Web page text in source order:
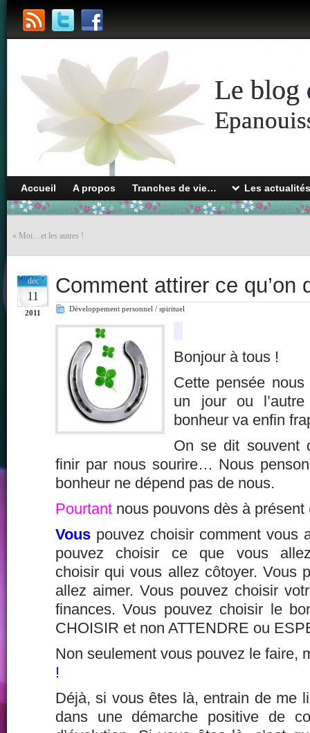
Le blog
Accueil A propos Tranches de vie… Les
« Moi…et les autres !
déc
11
2011
Comment attirer ce qu’on
Développement personnel / spirituel
Bonjour à tous !
Cette pensée nous
un jour ou
bonheur va enfin
On se dit souvent
finir par nous sourire… Nous
bonheur ne dépend pas de nous.
Pourtant nous pouvons dès à présent
Vous pouvez choisir comment vous
pouvez choisir ce que vous
choisir qui vous allez côtoyer. Vous
allez aimer. Vous pouvez choisir
finances. Vous pouvez choisir le
CHOISIR et non ATTENDRE ou
Non seulement vous pouvez le faire,
!
Déjà, si vous êtes là, entrain de me
dans une démarche positive de